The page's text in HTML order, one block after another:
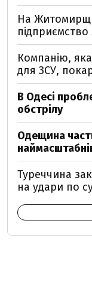
На
Компанію,
для ЗСУ,
В Одесі
обстрілу
Одещина
Туреччина
на удари по